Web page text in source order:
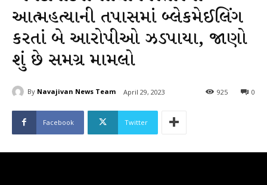
આત્મહત્યાની તપાસમાં બ્લેકમેઈલિંગ
કરતાં બે આરોપીઓ ઝડપાયા, જાણો
શું છે સમગ્ર મામલો
By Navajivan News Team April 29, 2023 0
925
Facebook Twitter